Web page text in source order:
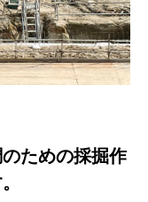
ための採掘作